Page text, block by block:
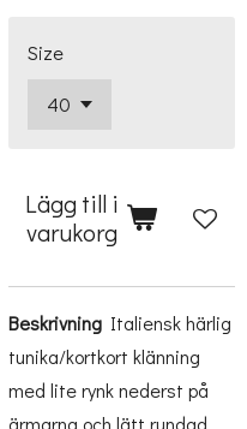
Size
Lägg till i
varukorg
Beskrivning Italiensk härlig
tunika/kortkort klänning
med lite rynk nederst på
ärmarna och lätt rundad